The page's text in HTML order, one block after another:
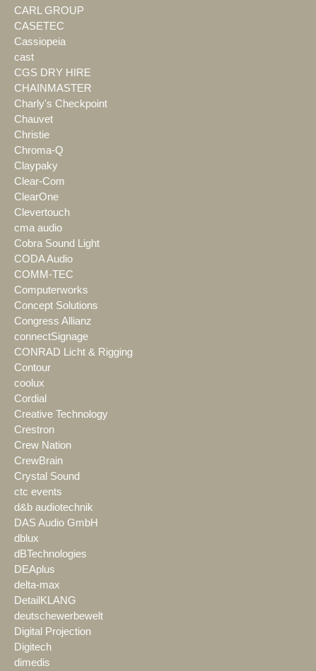
CARL GROUP
CASETEC
Cassiopeia
cast
CGS DRY HIRE
CHAINMASTER
Charly's Checkpoint
Chauvet
Christie
Chroma-Q
Claypaky
Clear-Com
ClearOne
Clevertouch
cma audio
Cobra Sound Light
CODA Audio
COMM-TEC
Computerworks
Concept Solutions
Congress Allianz
connectSignage
CONRAD Licht & Rigging
Contour
coolux
Cordial
Creative Technology
Crestron
Crew Nation
CrewBrain
Crystal Sound
ctc events
d&b audiotechnik
DAS Audio GmbH
dblux
dBTechnologies
DEAplus
delta-max
DetailKLANG
deutschewerbewelt
Digital Projection
Digitech
dimedis